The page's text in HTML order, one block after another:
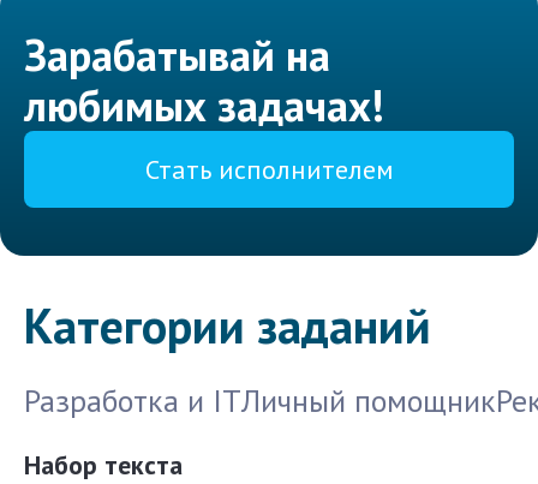
Зарабатывай на
любимых задачах!
Стать исполнителем
Категории заданий
Разработка и ITЛичный помощник
Набор текста